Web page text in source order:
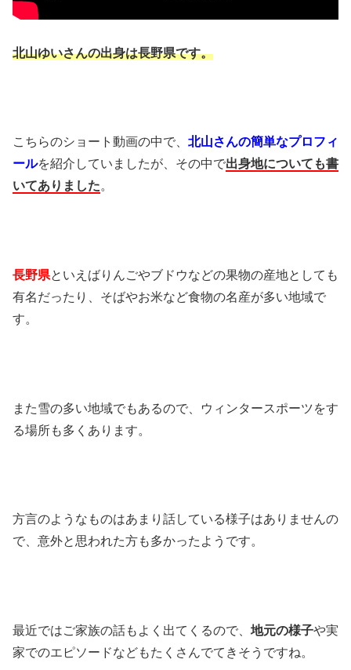
北山ゆいさんの出身は長野県です。
こちらのショート動画の中で、 北山さんの簡単なプロフィ
ールを紹介していましたが、その中で出身地についても書
いてありました。
長野県といえばりんごやブドウなどの果物の産地としても
有名だったり、そばやお米など食物の名産が多い地域で
す。
また雪の多い地域でもあるので、ウィンタースポーツをす
る場所も多くあります。
方言のようなものはあまり話している様子はありませんの
で、意外と思われた方も多かったようです。
最近ではご家族の話もよく出てくるので、 地元の様子や実
家でのエピソードなどもたくさんでてきそうですね。